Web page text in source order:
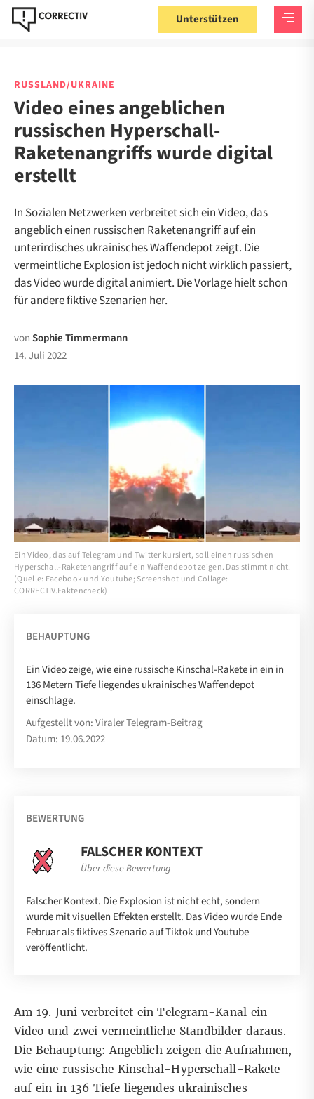
Unterstützen
RUSSLAND/UKRAINE
Video eines angeblichen
russischen Hyperschall-
Raketenangriffs wurde digital
erstellt
In Sozialen Netzwerken verbreitet sich ein Video, das
angeblich einen russischen Raketenangriff auf ein
unterirdisches ukrainisches Waffendepot zeigt. Die
vermeintliche Explosion ist jedoch nicht wirklich passiert,
das Video wurde digital animiert. Die Vorlage hielt schon
für andere fiktive Szenarien her.
vonSophie Timmermann
14. Juli 2022
Ein Video, das auf Telegram und Twitter kursiert, soll einen russischen
Hyperschall-Raketenangriff auf ein Waffendepot zeigen. Das stimmt nicht.
(Quelle: Facebook und Youtube; Screenshot und Collage:
CORRECTIV.Faktencheck)
BEHAUPTUNG
Ein Video zeige, wie eine russische Kinschal-Rakete in ein in
136 Metern Tiefe liegendes ukrainisches Waffendepot
einschlage.
Aufgestellt von: Viraler Telegram-Beitrag
Datum: 19.06.2022
BEWERTUNG
FALSCHER KONTEXT
Über diese Bewertung
Falscher Kontext. Die Explosion ist nicht echt, sondern
wurde mit visuellen Effekten erstellt. Das Video wurde Ende
Februar als fiktives Szenario auf Tiktok und Youtube
veröffentlicht.
Am 19. Juni verbreitet einTelegram-Kanal ein
Video und zwei vermeintliche Standbilder daraus.
Die Behauptung: Angeblich zeigen die Aufnahmen,
wie eine russische Kinschal-Hyperschall-Rakete
auf ein in 136 Tiefe liegendes ukrainisches